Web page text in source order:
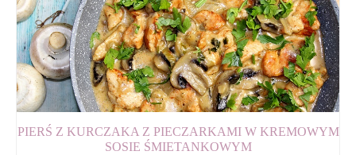
PIERŚ Z KURCZAKA Z PIECZARKAMI W KREMOWYM
SOSIE ŚMIETANKOWYM